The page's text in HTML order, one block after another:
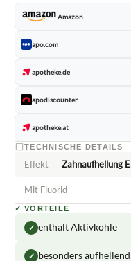
Amazon
apo.com
apotheke.de
apodiscounter
apotheke.at
TECHNISCHE DETAILS
Effekt Zahnaufhellung
Mit Fluorid
✓ VORTEILE
✓ enthält Aktivkohle
✓ besonders aufhellend